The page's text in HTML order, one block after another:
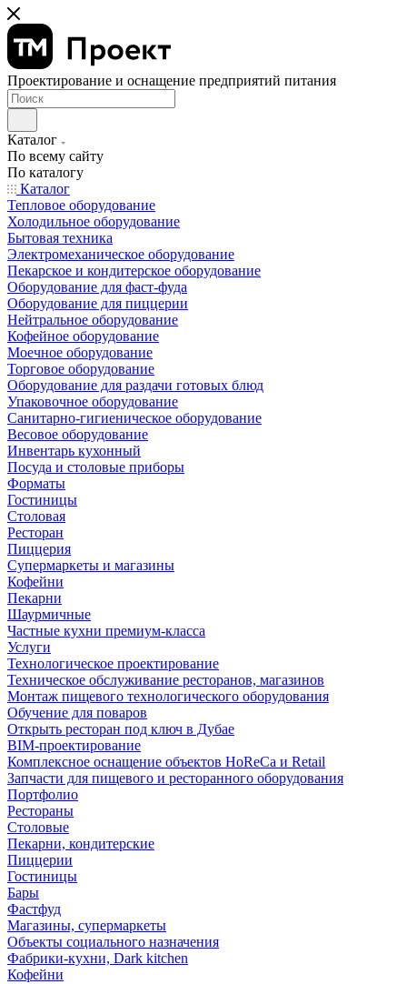
Проектирование и оснащение предприятий питания
Каталог
По всему сайту
По каталогу
Каталог
Тепловое оборудование
Холодильное оборудование
Бытовая техника
Электромеханическое оборудование
Пекарское и кондитерское оборудование
Оборудование для фаст-фуда
Оборудование для пиццерии
Нейтральное оборудование
Кофейное оборудование
Моечное оборудование
Торговое оборудование
Оборудование для раздачи готовых блюд
Упаковочное оборудование
Санитарно-гигиеническое оборудование
Весовое оборудование
Инвентарь кухонный
Посуда и столовые приборы
Форматы
Гостиницы
Столовая
Ресторан
Пиццерия
Супермаркеты и магазины
Кофейни
Пекарни
Шаурмичные
Частные кухни премиум-класса
Услуги
Технологическое проектирование
Техническое обслуживание ресторанов, магазинов
Монтаж пищевого технологического оборудования
Обучение для поваров
Открыть ресторан под ключ в Дубае
BIM-проектирование
Комплексное оснащение объектов HoReCa и Retail
Запчасти для пищевого и ресторанного оборудования
Портфолио
Рестораны
Столовые
Пекарни, кондитерские
Пиццерии
Гостиницы
Бары
Фастфуд
Магазины, супермаркеты
Объекты социального назначения
Фабрики-кухни, Dark kitchen
Кофейни